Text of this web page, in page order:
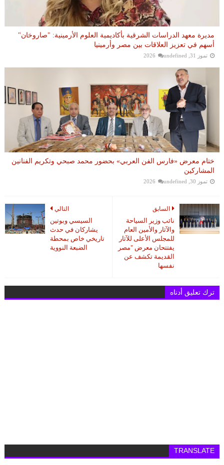
مديرة معهد الدراسات الشرقية بأكاديمية العلوم الأرمينية: "صاروخان"
أسهم في تعزيز العلاقات بين مصر وأرمينيا
تموز 31, 2026 undefined
ختام معرض «فارس الفن العربي» بحضور محمد صبحي وتكريم الفنانين
المشاركين
تموز 30, 2026 undefined
التالي
السيسي وبوتين
يشاركان في حدث
تاريخي خاص بمحطة
الضبعة النووية
السابق
نائب وزير السياحة
والآثار والأمين العام
للمجلس الأعلى للآثار
يفتتحان معرض "مصر
القديمة تكشف عن
نفسها
ترك تعليق أدناه
TRANSLATE